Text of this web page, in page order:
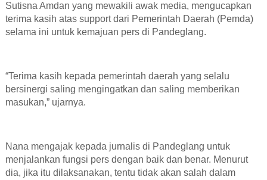
Sutisna Amdan yang mewakili awak media, mengucapkan
terima kasih atas support dari Pemerintah Daerah (Pemda)
selama ini untuk kemajuan pers di Pandeglang.
“Terima kasih kepada pemerintah daerah yang selalu
bersinergi saling mengingatkan dan saling memberikan
masukan,” ujarnya.
Nana mengajak kepada jurnalis di Pandeglang untuk
menjalankan fungsi pers dengan baik dan benar. Menurut
dia, jika itu dilaksanakan, tentu tidak akan salah dalam